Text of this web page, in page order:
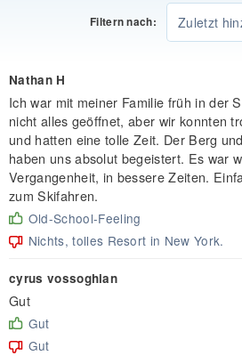
Filtern nach:
Nathan H
Ich war mit meiner Familie früh in der
nicht alles geöffnet, aber wir konnten
und hatten eine tolle Zeit. Der Berg
haben uns absolut begeistert. Es war
Vergangenheit, in bessere Zeiten.
zum Skifahren.
Old-School-Feeling
Nichts, tolles Resort in New York.
cyrus vossoghian
Gut
Gut
Gut